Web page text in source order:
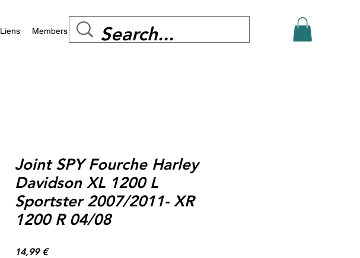
Liens Members
Joint SPY Fourche Harley
Davidson XL 1200 L
Sportster 2007/2011- XR
1200 R 04/08
14,99 €Prix